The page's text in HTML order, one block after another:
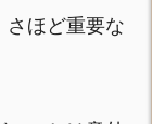
さほど重要な